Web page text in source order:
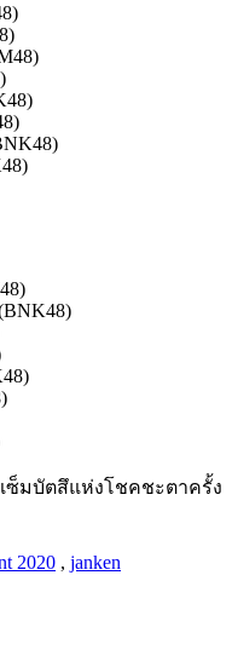
ซ็มบัตสึแห่งโชคชะตาครั้ง
2020 , janken